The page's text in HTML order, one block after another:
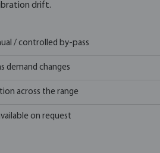
drift.
/ controlled by-pass
demand changes
across the range
on request